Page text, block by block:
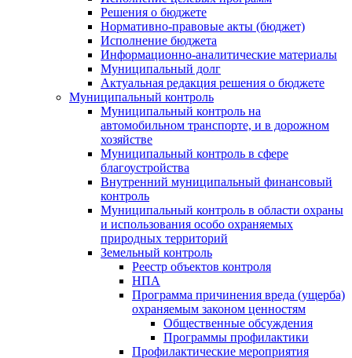
Решения о бюджете
Нормативно-правовые акты (бюджет)
Исполнение бюджета
Информационно-аналитические материалы
Муниципальный долг
Актуальная редакция решения о бюджете
Муниципальный контроль
Муниципальный контроль на
автомобильном транспорте, и в дорожном
хозяйстве
Муниципальный контроль в сфере
благоустройства
Внутренний муниципальный финансовый
контроль
Муниципальный контроль в области охраны
и использования особо охраняемых
природных территорий
Земельный контроль
Реестр объектов контроля
НПА
Программа причинения вреда (ущерба)
охраняемым законом ценностям
Общественные обсуждения
Программы профилактики
Профилактические мероприятия